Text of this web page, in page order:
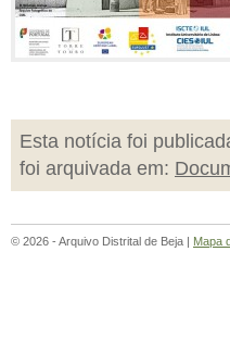
Esta notícia foi
foi arquivada em:
© 2026 - Arquivo Distrital de Beja | Mapa